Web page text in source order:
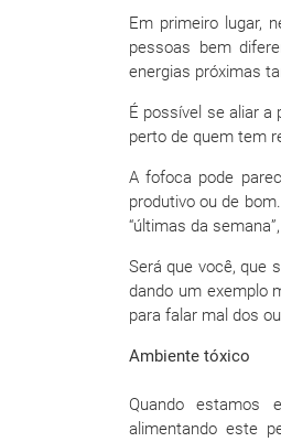
Em primeiro lugar,
pessoas bem
energias próximas
É possível se aliar a
perto de quem tem
A fofoca pode
produtivo ou de
“últimas da
Será que você, que
dando um exemplo
para falar mal dos
Ambiente tóxico
Quando estamos
alimentando este